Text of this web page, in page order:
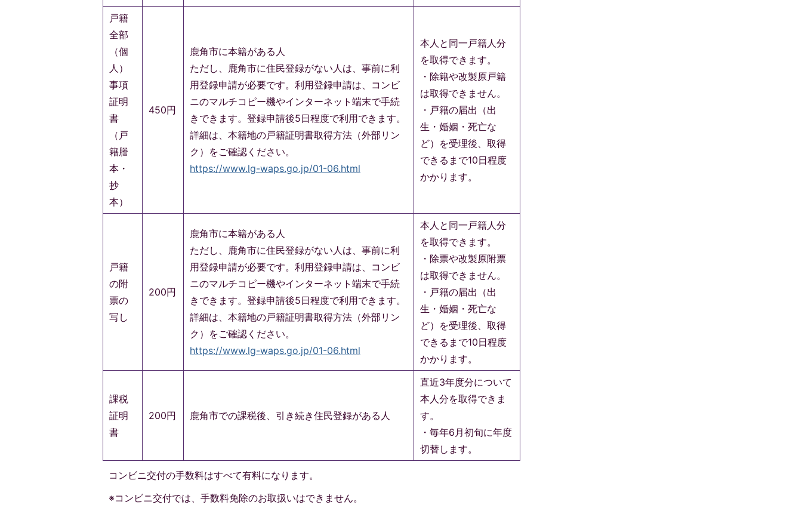
戸籍
全部
（個
人）
事項
証明
書
（戸
籍謄
本・
抄
本）
450円
鹿角市に本籍がある人
ただし、鹿角市に住民登録がない人は、事前に利
用登録申請が必要です。利用登録申請は、コンビ
ニのマルチコピー機やインターネット端末で手続
きできます。登録申請後5日程度で利用できます。
詳細は、本籍地の戸籍証明書取得方法（外部リン
ク）をご確認ください。
https://www.lg-waps.go.jp/01-06.html
本人と同一戸籍人分
を取得できます。
・除籍や改製原戸籍
は取得できません。
・戸籍の届出（出
生・婚姻・死亡な
ど）を受理後、取得
できるまで10日程度
かかります。
戸籍
の附
票の
写し
200円
鹿角市に本籍がある人
ただし、鹿角市に住民登録がない人は、事前に利
用登録申請が必要です。利用登録申請は、コンビ
ニのマルチコピー機やインターネット端末で手続
きできます。登録申請後5日程度で利用できます。
詳細は、本籍地の戸籍証明書取得方法（外部リン
ク）をご確認ください。
https://www.lg-waps.go.jp/01-06.html
本人と同一戸籍人分
を取得できます。
・除票や改製原附票
は取得できません。
・戸籍の届出（出
生・婚姻・死亡な
ど）を受理後、取得
できるまで10日程度
かかります。
課税
証明
書
200円 鹿角市での課税後、引き続き住民登録がある人
直近3年度分について
本人分を取得できま
す。
・毎年6月初旬に年度
切替します。
コンビニ交付の手数料はすべて有料になります。
※コンビニ交付では、手数料免除のお取扱いはできません。